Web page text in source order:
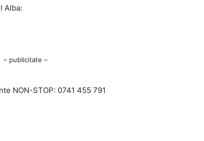
Alba:
– publicitate –
NON-STOP: 0741 455 791